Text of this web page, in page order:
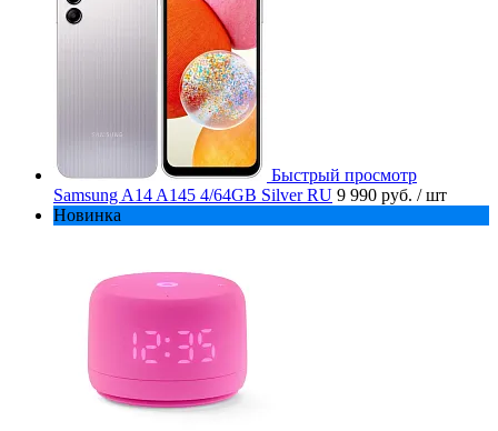
Быстрый просмотр
Samsung A14 A145 4/64GB Silver RU 9 990 руб. / шт
Новинка